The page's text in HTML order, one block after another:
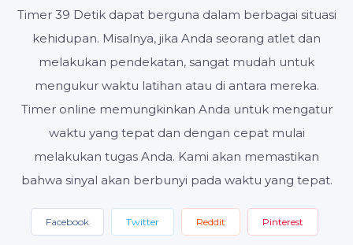
Timer 39 Detik dapat berguna dalam berbagai situasi
kehidupan. Misalnya, jika Anda seorang atlet dan
melakukan pendekatan, sangat mudah untuk
mengukur waktu latihan atau di antara mereka.
Timer online memungkinkan Anda untuk mengatur
waktu yang tepat dan dengan cepat mulai
melakukan tugas Anda. Kami akan memastikan
bahwa sinyal akan berbunyi pada waktu yang tepat.
Facebook Twitter Reddit Pinterest
Mulai Setel ulang Pengaturan